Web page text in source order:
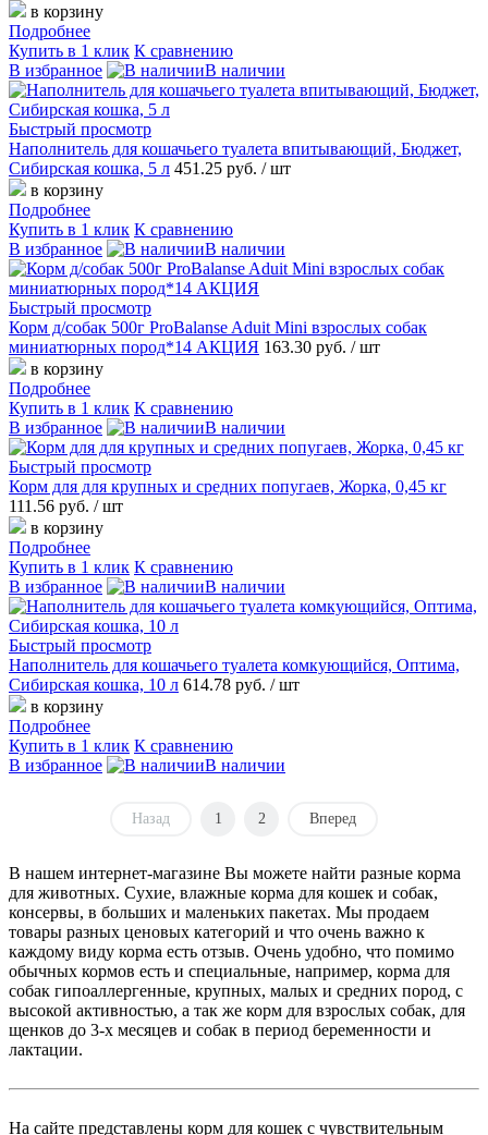
в корзину
Подробнее
Купить в 1 клик К сравнению
В избранное
В наличии
Быстрый просмотр
Наполнитель для кошачьего туалета впитывающий, Бюджет,
Сибирская кошка, 5 л 451.25 руб. / шт
в корзину
Подробнее
Купить в 1 клик К сравнению
В избранное
В наличии
Быстрый просмотр
Корм д/собак 500г ProBalanse Aduit Mini взрослых собак
миниатюрных пород*14 АКЦИЯ 163.30 руб. / шт
в корзину
Подробнее
Купить в 1 клик К сравнению
В избранное
В наличии
Быстрый просмотр
Корм для для крупных и средних попугаев, Жорка, 0,45 кг
111.56 руб. / шт
в корзину
Подробнее
Купить в 1 клик К сравнению
В избранное
В наличии
Быстрый просмотр
Наполнитель для кошачьего туалета комкующийся, Оптима,
Сибирская кошка, 10 л 614.78 руб. / шт
в корзину
Подробнее
Купить в 1 клик К сравнению
В избранное
В наличии
Назад 1 2 Вперед
В нашем интернет-магазине Вы можете найти разные корма
для животных. Сухие, влажные корма для кошек и собак,
консервы, в больших и маленьких пакетах. Мы продаем
товары разных ценовых категорий и что очень важно к
каждому виду корма есть отзыв. Очень удобно, что помимо
обычных кормов есть и специальные, например, корма для
собак гипоаллергенные, крупных, малых и средних пород, с
высокой активностью, а так же корм для взрослых собак, для
щенков до 3-х месяцев и собак в период беременности и
лактации.
На сайте представлены корм для кошек с чувствительным